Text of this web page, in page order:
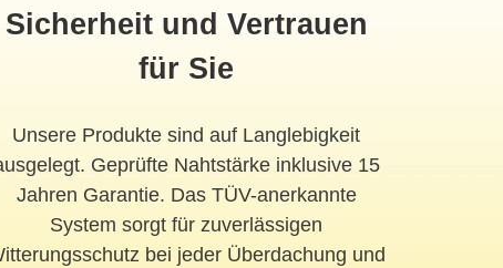
Sicherheit und Vertrauen
für Sie
Unsere Produkte sind auf Langlebigkeit
Geprüfte Nahtstärke inklusive 15
Jahren Garantie. Das TÜV-anerkannte
System sorgt für zuverlässigen
bei jeder Überdachung und